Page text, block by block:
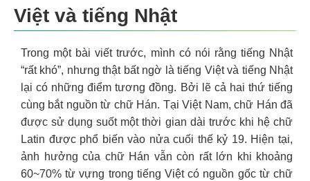
Việt và tiếng Nhật
Trong một bài viết trước, mình có nói rằng tiếng Nhật
“rất khó”, nhưng thật bất ngờ là tiếng Việt và tiếng Nhật
lại có những điểm tương đồng. Bởi lẽ cả hai thứ tiếng
cùng bắt nguồn từ chữ Hán. Tại Việt Nam, chữ Hán đã
được sử dụng suốt một thời gian dài trước khi hệ chữ
Latin được phổ biến vào nửa cuối thế kỷ 19. Hiện tại,
ảnh hưởng của chữ Hán vẫn còn rất lớn khi khoảng
60~70% từ vựng trong tiếng Việt có nguồn gốc từ chữ